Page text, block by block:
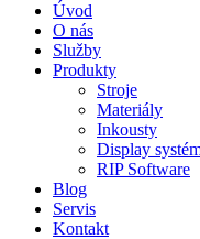
Úvod
O nás
Služby
Produkty
Stroje
Materiály
Inkousty
Display
RIP Software
Blog
Servis
Kontakt